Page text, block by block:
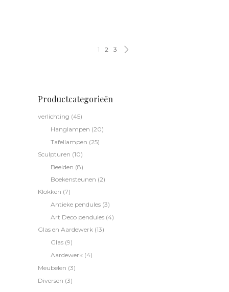
1 2 3
Productcategorieën
verlichting (45)
Hanglampen (20)
Tafellampen (25)
Sculpturen (10)
Beelden (8)
Boekensteunen (2)
Klokken (7)
Antieke pendules (3)
Art Deco pendules (4)
Glas en Aardewerk (13)
Glas (9)
Aardewerk (4)
Meubelen (3)
Diversen (3)